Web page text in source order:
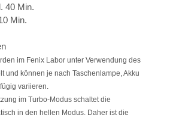
40 Min.
Min.
im Fenix Labor unter Verwendung des
und können je nach Taschenlampe, Akku
variieren.
im Turbo-Modus schaltet die
in den hellen Modus. Daher ist die